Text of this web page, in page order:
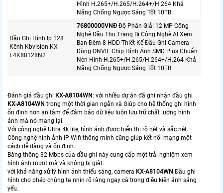
Hình H.265+/H.265/H.264+/H.264 Khả
Năng Chống Ngược Sáng Tốt 10TB
Đầu Ghi Hình Ip 128
Kênh Kbvision KX-
E4K88128N2
76800000VNÐ Độ Phân Giải 12 MP Công
Nghệ Đầu Thu Trang Bị Công Nghệ AI Xem
Ban Đêm 8 HDD Thiết Kế Đầu Ghi Camera
Dùng ONVIF Chip Hình Ảnh SMD Plus Chuẩn
Nén Hình H.265+/H.265/H.264+/H.264 Khả
Năng Chống Ngược Sáng Tốt 10TB
Đánh giá đầu ghi KX-A8104WN: với nhiều dự án đã ghi nhận đầu ghi
KX-A8104WN trong một thời gian ngắn và Giúp cho hệ thống ghi hình
ổn định hơn an tâm để đảm bảo dữ liệu luôn lưu trữ chất lượng hình
ảnh mà nó mang lại.
Với công nghệ Ultra 4k lite, hình ảnh được hiển thị rõ nét và sắc nét.
Công nghệ hình ảnh IP Wifi thông minh cũng giúp kết nối mạng một
cách dễ dàng và ổn định.
Băng thông 32 Mbps của đầu ghi này cung cấp một trải nghiệm xem
hình ảnh mượt mà và không bị giật.
với khả năng xử lý hình ảnh thiếu sáng, camera KX-A8104WN Đầu ghi
hình cho phép chúng ta nhìn rõ ràng ngay cả trong điều kiện ánh sáng
yếu.